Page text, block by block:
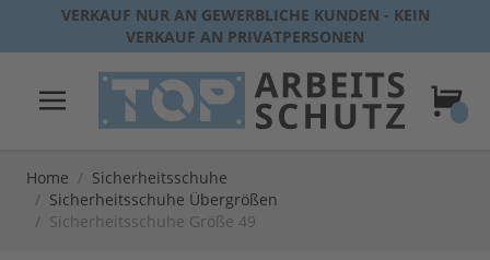
Direkt zum Inhalt
VERKAUF NUR AN GEWERBLICHE KUNDEN - KEIN
VERKAUF AN PRIVATPERSONEN
Home / Sicherheitsschuhe
/ Sicherheitsschuhe Übergrößen
/ Sicherheitsschuhe Größe 49